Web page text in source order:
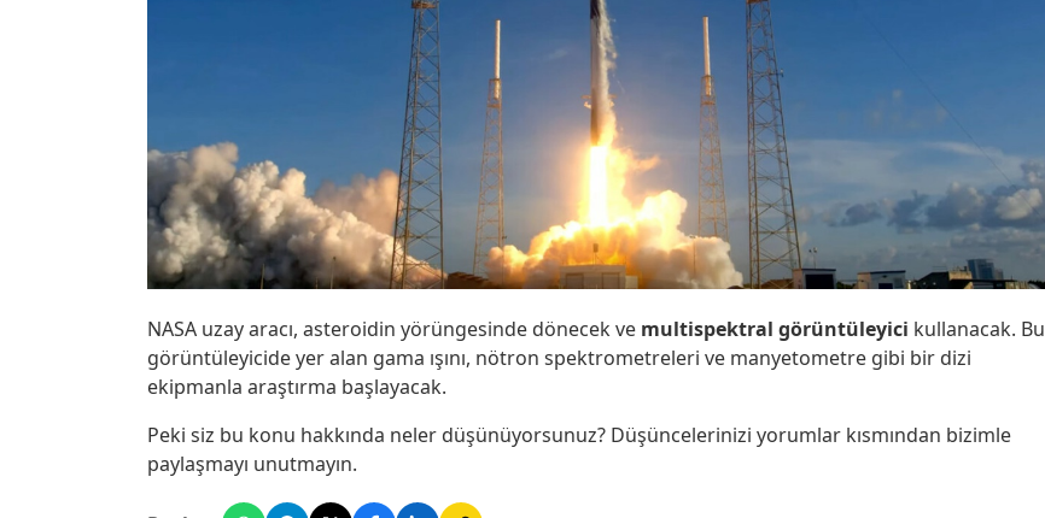
NASA uzay aracı, asteroidin yörüngesinde dönecek ve multispektral görüntüleyici kullanacak. Bu
görüntüleyicide yer alan gama ışını, nötron spektrometreleri ve manyetometre gibi bir dizi
ekipmanla araştırma başlayacak.
Peki siz bu konu hakkında neler düşünüyorsunuz? Düşüncelerinizi yorumlar kısmından bizimle
paylaşmayı unutmayın.